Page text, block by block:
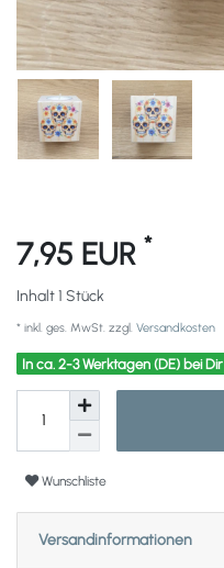
7,95 EUR *
Inhalt1 Stück
* inkl. ges. MwSt. zzgl. Versandkosten
In ca. 2-3 Werktagen (DE) bei Dir
Wunschliste
Versandinformationen